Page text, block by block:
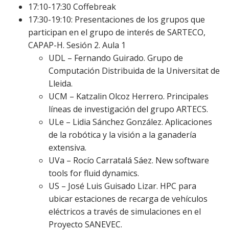
17:10-17:30 Coffebreak
17:30-19:10: Presentaciones de los grupos que
participan en el grupo de interés de SARTECO,
CAPAP-H. Sesión 2. Aula 1
UDL – Fernando Guirado. Grupo de
Computación Distribuida de la Universitat de
Lleida.
UCM – Katzalin Olcoz Herrero. Principales
líneas de investigación del grupo ARTECS.
ULe – Lidia Sánchez González. Aplicaciones
de la robótica y la visión a la ganadería
extensiva.
UVa – Rocío Carratalá Sáez. New software
tools for fluid dynamics.
US – José Luis Guisado Lizar. HPC para
ubicar estaciones de recarga de vehículos
eléctricos a través de simulaciones en el
Proyecto SANEVEC.